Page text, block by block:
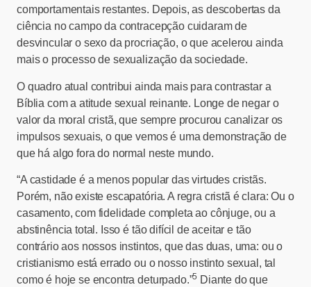
comportamentais restantes. Depois, as descobertas da
ciência no campo da contracepção cuidaram de
desvincular o sexo da procriação, o que acelerou ainda
mais o processo de sexualização da sociedade.
O quadro atual contribui ainda mais para contrastar a
Bíblia com a atitude sexual reinante. Longe de negar o
valor da moral cristã, que sempre procurou canalizar os
impulsos sexuais, o que vemos é uma demonstração de
que há algo fora do normal neste mundo.
“A castidade é a menos popular das virtudes cristãs.
Porém, não existe escapatória. A regra cristã é clara: Ou o
casamento, com fidelidade completa ao cônjuge, ou a
abstinência total. Isso é tão difícil de aceitar e tão
contrário aos nossos instintos, que das duas, uma: ou o
cristianismo está errado ou o nosso instinto sexual, tal
como é hoje se encontra deturpado.”5 Diante do que